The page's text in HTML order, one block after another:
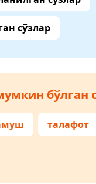
сўзлар
бўлган
талафот